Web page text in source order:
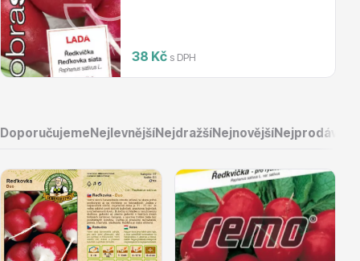
Semena, sadba
38 Kč s DPH
DoporučujemeNejlevnějšíNejdražšíNejnovější